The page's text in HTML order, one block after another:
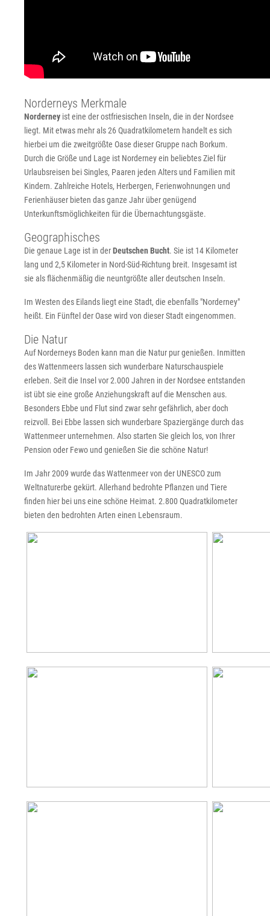
Norderneys Merkmale
Norderney ist eine der ostfriesischen Inseln, die in der Nordsee
liegt. Mit etwas mehr als 26 Quadratkilometern handelt es sich
hierbei um die zweitgrößte Oase dieser Gruppe nach Borkum.
Durch die Größe und Lage ist Norderney ein beliebtes Ziel für
Urlaubsreisen bei Singles, Paaren jeden Alters und Familien mit
Kindern. Zahlreiche Hotels, Herbergen, Ferienwohnungen und
Ferienhäuser bieten das ganze Jahr über genügend
Unterkunftsmöglichkeiten für die Übernachtungsgäste.
Geographisches
Die genaue Lage ist in derDeutschen Bucht. Sie ist 14 Kilometer
lang und 2,5 Kilometer in Nord-Süd-Richtung breit. Insgesamt ist
sie als flächenmäßig die neuntgrößte aller deutschen Inseln.
Im Westen des Eilands liegt eine Stadt, die ebenfalls "Norderney"
heißt. Ein Fünftel der Oase wird von dieser Stadt eingenommen.
Die Natur
Auf Norderneys Boden kann man die Natur pur genießen. Inmitten
des Wattenmeers lassen sich wunderbare Naturschauspiele
erleben. Seit die Insel vor 2.000 Jahren in der Nordsee entstanden
ist übt sie eine große Anziehungskraft auf die Menschen aus.
Besonders Ebbe und Flut sind zwar sehr gefährlich, aber doch
reizvoll. Bei Ebbe lassen sich wunderbare Spaziergänge durch das
Wattenmeer unternehmen. Also starten Sie gleich los, von Ihrer
Pension oder Fewo und genießen Sie die schöne Natur!
Im Jahr 2009 wurde das Wattenmeer von der UNESCO zum
Weltnaturerbe gekürt. Allerhand bedrohte Pflanzen und Tiere
finden hier bei uns eine schöne Heimat. 2.800 Quadratkilometer
bieten den bedrohten Arten einen Lebensraum.